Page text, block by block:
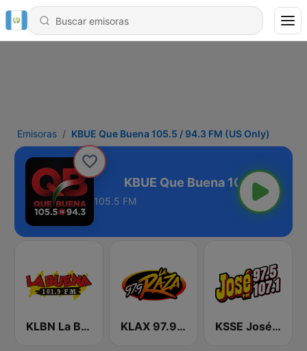
Emisoras KBUE Que Buena 105.5 / 94.3 FM (US Only)
(US Only)
105.5 FM
KLBN La Buena 101.9 FM KLAX 97.9 La Raza FM KSSE José 97.5 y 107.1